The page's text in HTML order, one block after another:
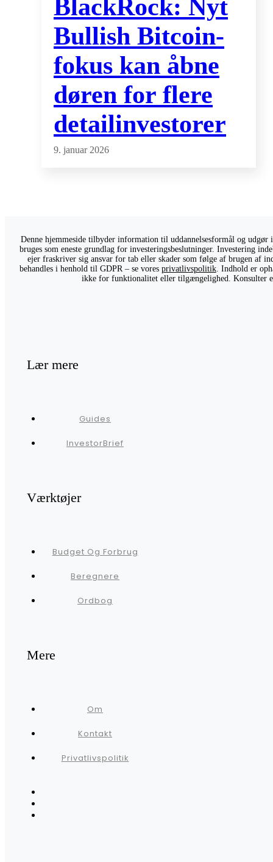
BlackRock: Nyt
Bullish Bitcoin-
fokus kan åbne
døren for flere
detailinvestorer
9. januar 2026
Denne hjemmeside tilbyder information til uddannelsesformål og
bruges som eneste grundlag for investeringsbeslutninger. Investering
ejer fraskriver sig ansvar for tab eller skader som følge af brugen af
behandles i henhold til GDPR – se vores privatlivspolitik. Indhold er
ikke for funktionalitet eller tilgængelighed. Konsulter
Lær mere
Guides
InvestorBrief
Værktøjer
Budget Og Forbrug
Beregnere
Ordbog
Mere
Om
Kontakt
Privatlivspolitik